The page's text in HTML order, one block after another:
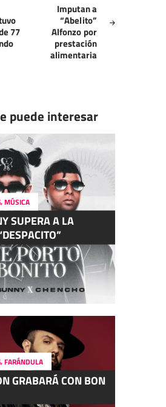
77
Imputan a
“Abelito”
Alfonzo por
prestación
alimentaria
puede interesar
,MÚSICA
SUPERA A LA
,FARÁNDULA
GRABARÁ CON BON